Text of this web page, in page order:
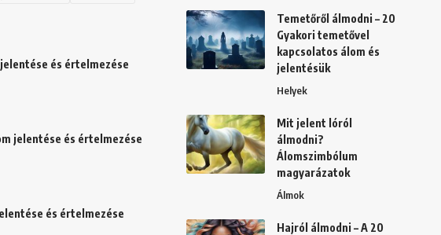
és értelmezése
jelentése és értelmezése
és értelmezése
Temetőről álmodni – 20
Gyakori temetővel
kapcsolatos álom és
jelentésük
Helyek
Mit jelent lóról
álmodni?
Álomszimbólum
magyarázatok
Álmok
Hajról álmodni – A 20